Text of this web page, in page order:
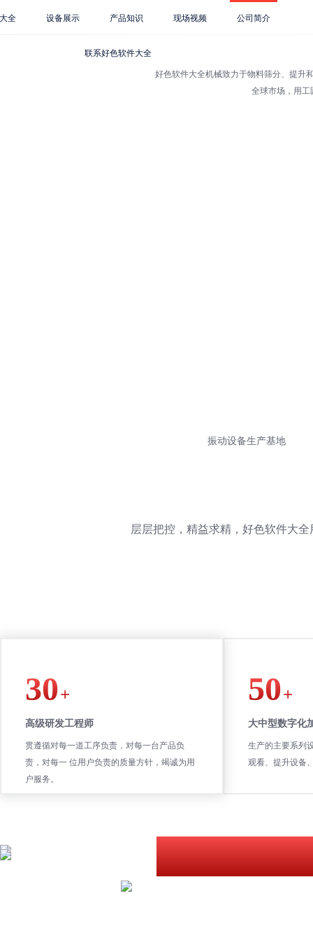
全 设备展示 产品知识 现场视频 公司简介
联系好色软件大全
好色软件大全机械致力于物料筛分、提升
全球市场，用
振动设备生产基地
层层把控，精益求精，好色软件大全用
30
+
高级研发工程师
贯遵循对每一道工序负责，对每一台产品负
责，对每一 位用户负责的质量方针，竭诚为用
户服务。
50
+
大中型数字化
生产的主要系列
观看、提升设备